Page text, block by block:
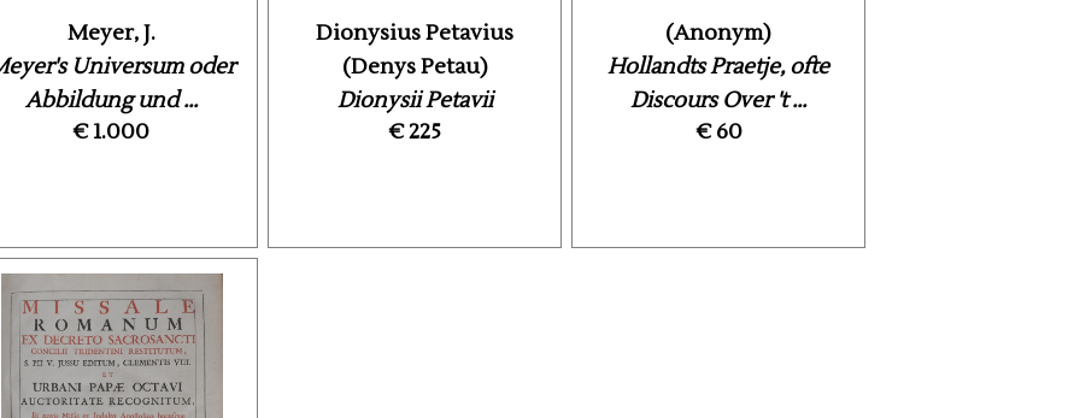
Meyer, J.
Universum oder
Abbildung und ...
€ 1.000
Dionysius Petavius
(Denys Petau)
Dionysii Petavii
Aurelianensis e Societate
€ 225
(Anonym)
Hollandts Praetje, ofte
Discours Over 't ...
€ 60